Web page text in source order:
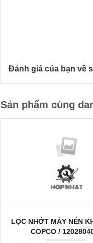
Đánh giá của bạn về
Sản phẩm cùng
LỌC NHỚT MÁY NÉN
COPCO /